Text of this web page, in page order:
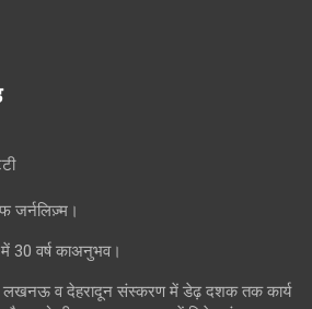
जर्नलिज़्म।
में 30 वर्ष काअनुभव।
लखनऊ व देहरादून संस्करण में डेढ़ दशक तक कार्य